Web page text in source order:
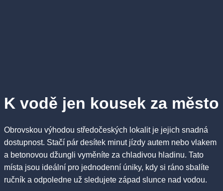
K vodě jen kousek za město
Obrovskou výhodou středočeských lokalit je jejich snadná
dostupnost. Stačí pár desítek minut jízdy autem nebo vlakem
a betonovou džungli vyměníte za chladivou hladinu. Tato
místa jsou ideální pro jednodenní úniky, kdy si ráno sbalíte
ručník a odpoledne už sledujete západ slunce nad vodou.